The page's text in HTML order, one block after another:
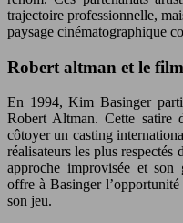
trajectoire professionnelle,
paysage cinématographique
Robert altman et le
En 1994, Kim Basinger
Robert Altman. Cette satire
côtoyer un casting
réalisateurs les plus
approche improvisée et son
offre à Basinger
son jeu.